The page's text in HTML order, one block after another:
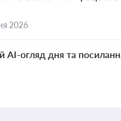
2026
AI-огляд дня та